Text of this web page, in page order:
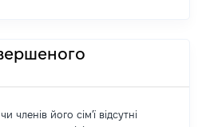
членів його сім'ї відсутні